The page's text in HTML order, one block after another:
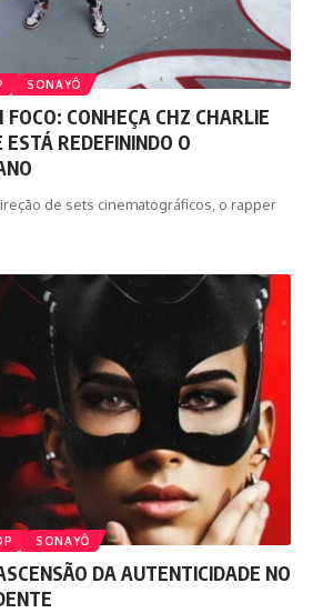
SONAYÔ
CONHEÇA CHZ CHARLIE
REDEFININDO O
de sets cinematográficos, o rapper
SONAYÔ
DA AUTENTICIDADE NO